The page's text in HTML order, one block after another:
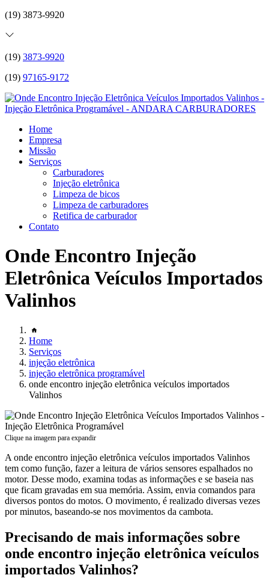
(19) 3873-9920
(19) 3873-9920
(19) 97165-9172
Home
Empresa
Missão
Serviços
Carburadores
Injeção eletrônica
Limpeza de bicos
Limpeza de carburadores
Retifica de carburador
Contato
Onde Encontro Injeção
Eletrônica Veículos Importados
Valinhos
Home
Serviços
injeção eletrônica
injeção eletrônica programável
onde encontro injeção eletrônica veículos importados
Valinhos
Clique na imagem para expandir
A onde encontro injeção eletrônica veículos importados Valinhos
tem como função, fazer a leitura de vários sensores espalhados no
motor. Desse modo, examina todas as informações e se baseia nas
que ficam gravadas em sua memória. Assim, envia comandos para
diversos pontos do motos. O movimento, é realizado diversas vezes
por minutos, baseando-se nos movimentos da cambota.
Precisando de mais informações sobre
onde encontro injeção eletrônica veículos
importados Valinhos?